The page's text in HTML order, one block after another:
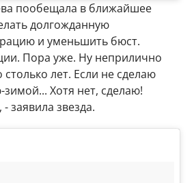
пообещала в ближайшее
долгожданную
и уменьшить бюст.
Пора уже. Ну неприлично
столько лет. Если не сделаю
зимой... Хотя нет, сделаю!
заявила звезда.